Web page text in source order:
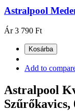
Astralpool
Ár 3 790 Ft
Kosárba
Add to
Astralpool
Szűrőkavics,